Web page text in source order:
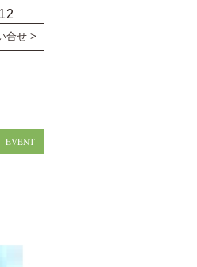
合せ >
EVENT